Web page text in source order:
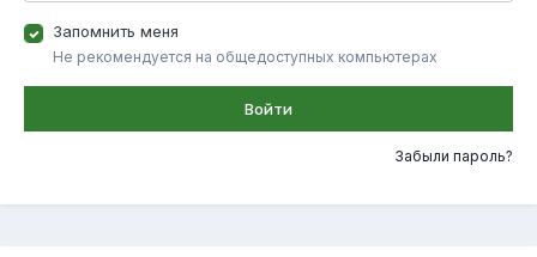
Запомнить меня
Не рекомендуется на общедоступных компьютерах
Войти
Забыли пароль?